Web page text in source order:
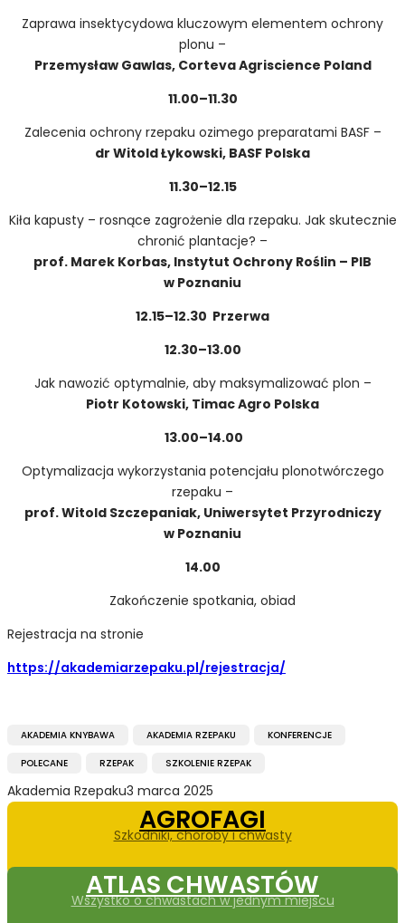
Zaprawa insektycydowa kluczowym elementem ochrony
plonu –
Przemysław Gawlas, Corteva Agriscience Poland
11.00–11.30
Zalecenia ochrony rzepaku ozimego preparatami BASF –
dr Witold Łykowski, BASF Polska
11.30–12.15
Kiła kapusty – rosnące zagrożenie dla rzepaku. Jak skutecznie
chronić plantacje? –
prof. Marek Korbas, Instytut Ochrony Roślin – PIB
w Poznaniu
12.15–12.30 Przerwa
12.30–13.00
Jak nawozić optymalnie, aby maksymalizować plon –
Piotr Kotowski, Timac Agro Polska
13.00–14.00
Optymalizacja wykorzystania potencjału plonotwórczego
rzepaku –
prof. Witold Szczepaniak, Uniwersytet Przyrodniczy
w Poznaniu
14.00
Zakończenie spotkania, obiad
Rejestracja na stronie
https://akademiarzepaku.pl/rejestracja/
AKADEMIA KNYBAWA AKADEMIA RZEPAKU KONFERENCJE
POLECANE RZEPAK SZKOLENIE RZEPAK
Akademia Rzepaku3 marca 2025
AGROFAGI
Szkodniki, choroby i chwasty
ATLAS CHWASTÓW
Wszystko o chwastach w jednym miejscu